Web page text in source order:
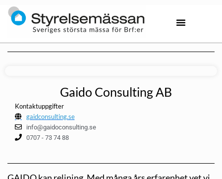
Gaido Consulting AB
Kontaktuppgifter
gaidconsulting.se
info@gaidoconsulting.se
0707 - 73 74 88